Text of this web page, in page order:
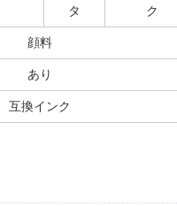
タ
ク
顔料
あり
互換インク